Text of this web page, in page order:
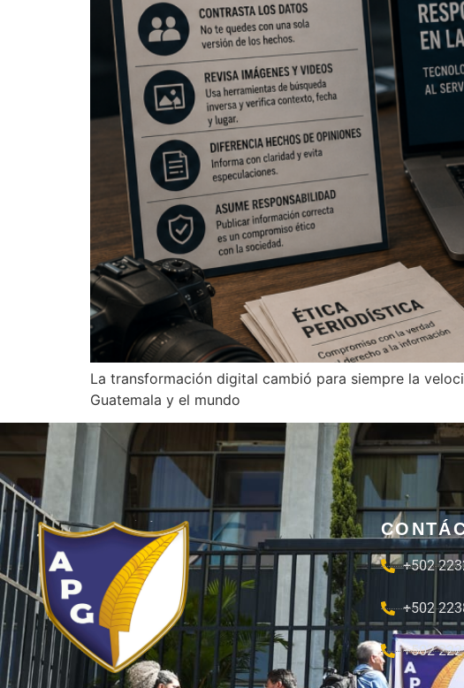
La transformación digital cambió para siempre la
Guatemala y el mundo
+502
+502
+502